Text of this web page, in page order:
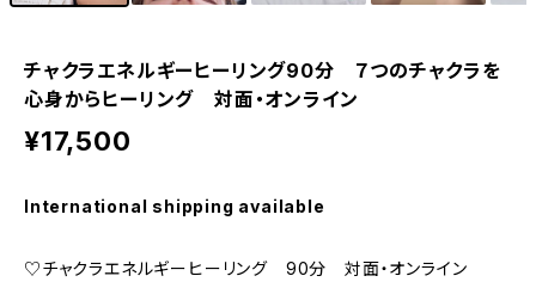
チャクラエネルギーヒーリング90分 ７つのチャクラを
心身からヒーリング 対面・オンライン
¥17,500
International shipping available
♡チャクラエネルギーヒーリング 90分 対面・オンライン